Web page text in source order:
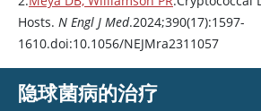
Hosts. N Engl J Med.2024;390(17):1597-
1610.doi:10.1056/NEJMra2311057
隐球菌病的治疗